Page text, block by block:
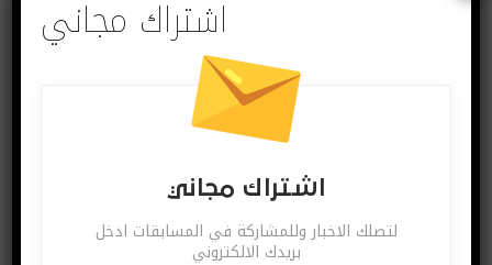
اشتراك مجاني
اشتراك مجاني
اشتراك مجاني
لتصلك الاخبار وللمشاركة في المسابقات ادخل
بريدك الالكتروني